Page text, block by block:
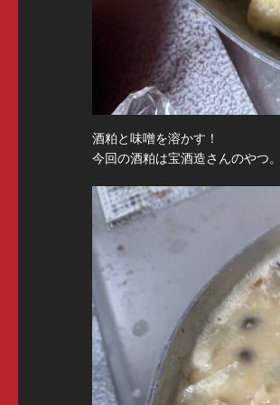
酒粕と味噌を溶かす！
今回の酒粕は宝酒造さんのやつ。